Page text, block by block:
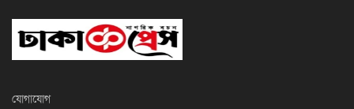
যোগাযোগ